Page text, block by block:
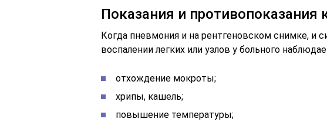
Показания и противопоказания
Когда пневмония и на рентгеновском снимке, и
воспалении легких или узлов у больного
отхождение мокроты;
хрипы, кашель;
повышение температуры;